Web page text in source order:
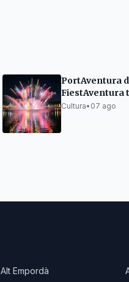
PortAventura
FiestAventura
años
Cultura• 07 ago
Alt Empordà